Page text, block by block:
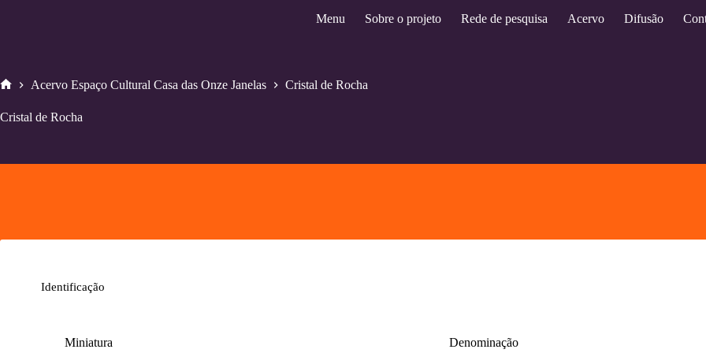
Menu Sobre o projeto Rede de pesquisa Acervo Difusão
Acervo Espaço Cultural Casa das Onze Janelas Cristal de Rocha
Cristal de Rocha
Identificação
Miniatura Denominação